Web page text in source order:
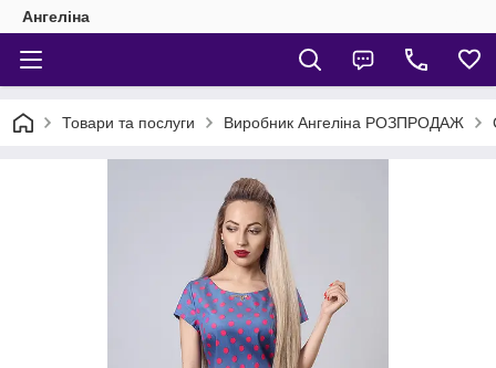
Ангеліна
Товари та послуги Виробник Ангеліна РОЗПРОДАЖ